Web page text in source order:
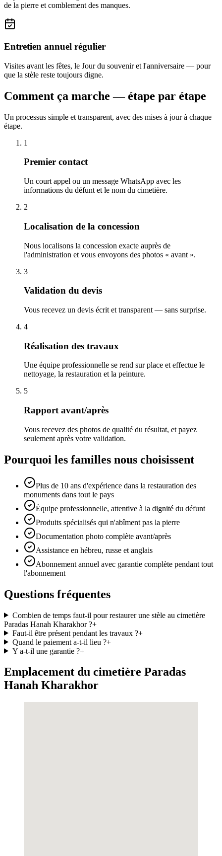
de la pierre et comblement des manques.
Entretien annuel régulier
Visites avant les fêtes, le Jour du souvenir et l'anniversaire — pour
que la stèle reste toujours digne.
Comment ça marche — étape par étape
Un processus simple et transparent, avec des mises à jour à chaque
étape.
1
Premier contact
Un court appel ou un message WhatsApp avec les
informations du défunt et le nom du cimetière.
2
Localisation de la concession
Nous localisons la concession exacte auprès de
l'administration et vous envoyons des photos « avant ».
3
Validation du devis
Vous recevez un devis écrit et transparent — sans surprise.
4
Réalisation des travaux
Une équipe professionnelle se rend sur place et effectue le
nettoyage, la restauration et la peinture.
5
Rapport avant/après
Vous recevez des photos de qualité du résultat, et payez
seulement après votre validation.
Pourquoi les familles nous choisissent
Plus de 10 ans d'expérience dans la restauration des
monuments dans tout le pays
Équipe professionnelle, attentive à la dignité du défunt
Produits spécialisés qui n'abîment pas la pierre
Documentation photo complète avant/après
Assistance en hébreu, russe et anglais
Abonnement annuel avec garantie complète pendant tout
l'abonnement
Questions fréquentes
Combien de temps faut-il pour restaurer une stèle au cimetière
Paradas Hanah Kharakhor ?+
Faut-il être présent pendant les travaux ?+
Quand le paiement a-t-il lieu ?+
Y a-t-il une garantie ?+
Emplacement du cimetière Paradas
Hanah Kharakhor